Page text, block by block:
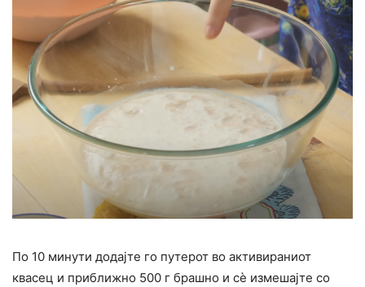
По 10 минути додајте го путерот во активираниот
квасец и приближно 500 г брашно и сè измешајте со